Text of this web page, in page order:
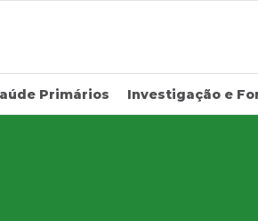
Primários Investigação e